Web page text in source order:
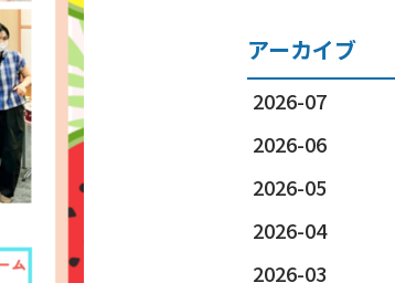
アーカイブ
2026-07
2026-06
2026-05
2026-04
2026-03